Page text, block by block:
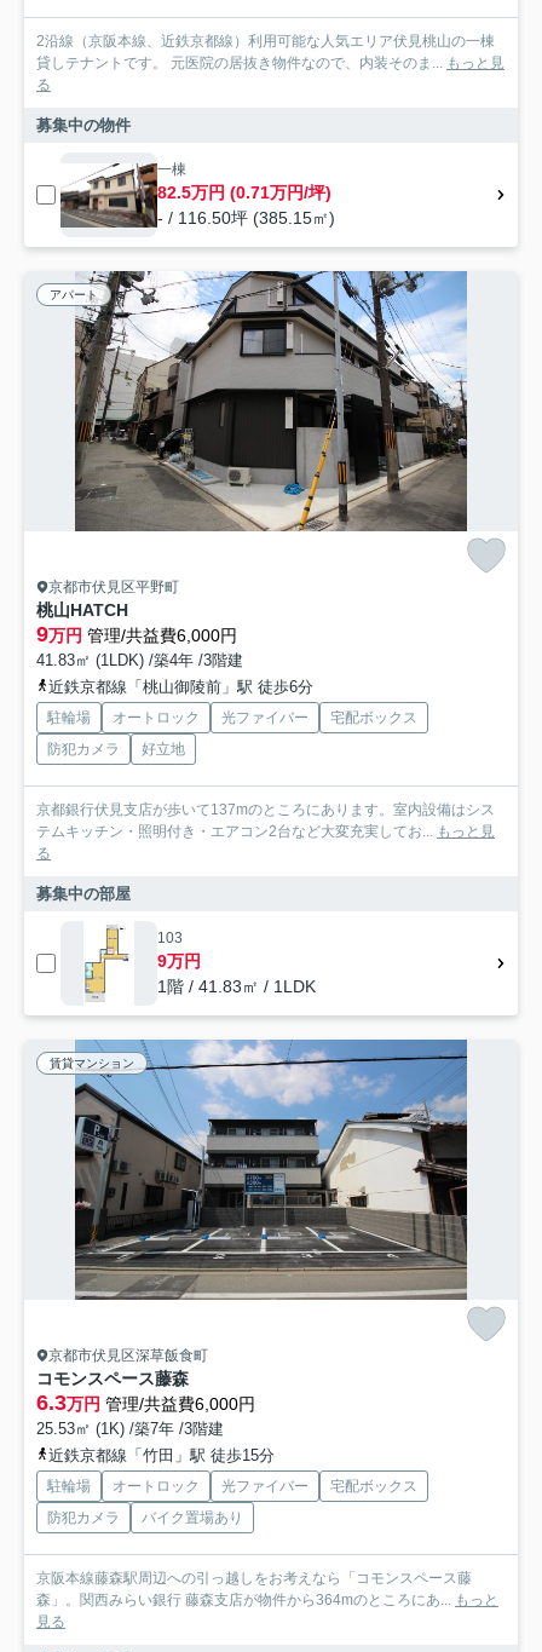
2沿線（京阪本線、近鉄京都線）利用可能な人気エリア伏見桃山の一棟
貸しテナントです。 元医院の居抜き物件なので、内装そのま... もっと見
る
募集中の物件
一棟
82.5万円 (0.71万円/坪)
- / 116.50坪 (385.15㎡)
アパート
京都市伏見区平野町
桃山HATCH
9万円 管理/共益費6,000円
41.83㎡ (1LDK) /築4年 /3階建
近鉄京都線「桃山御陵前」駅 徒歩6分
駐輪場 オートロック 光ファイバー
宅配ボックス
防犯カメラ
好立地
京都銀行伏見支店が歩いて137mのところにあります。室内設備はシス
テムキッチン・照明付き・エアコン2台など大変充実してお... もっと見
る
募集中の部屋
103
9万円
1階 / 41.83㎡ / 1LDK
賃貸マンション
京都市伏見区深草飯食町
コモンスペース藤森
6.3万円 管理/共益費6,000円
25.53㎡ (1K) /築7年 /3階建
近鉄京都線「竹田」駅 徒歩15分
駐輪場 オートロック 光ファイバー
宅配ボックス
防犯カメラ
バイク置場あり
京阪本線藤森駅周辺への引っ越しをお考えなら「コモンスペース藤
森」。関西みらい銀行 藤森支店が物件から364mのところにあ... もっと
見る